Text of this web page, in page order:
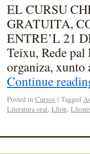
EL CURSU
GRATUITA,
ENTRE’L 21
Teixu, Rede
organiza,
Continue
Posted in Cursos | Tagged
Literatura oral, Llión,